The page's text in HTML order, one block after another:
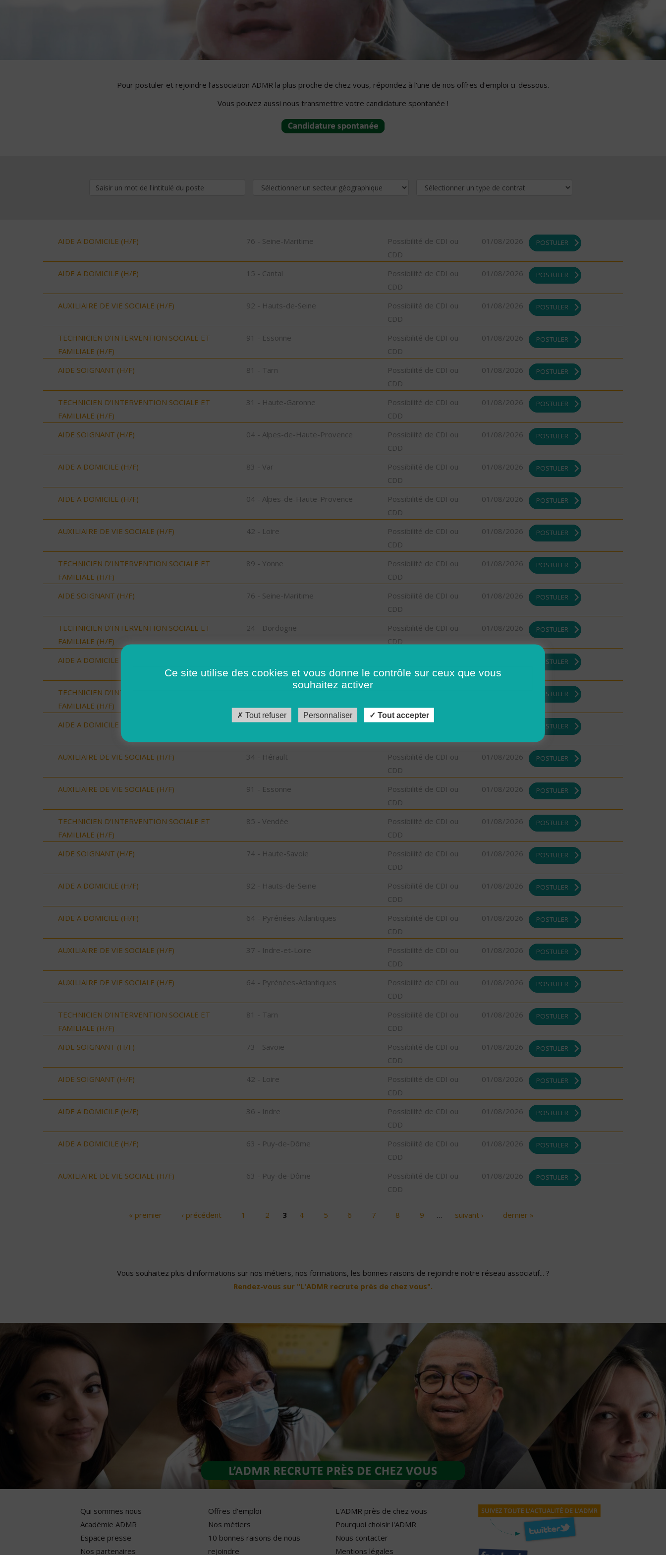
Pour postuler et rejoindre l'association ADMR la plus proche de chez vous, répondez à l'une de nos offres d'emploi ci-dessous.
Vous pouvez aussi nous transmettre votre candidature spontanée !
AIDE A DOMICILE (H/F) 76 - Seine-Maritime
Possibilité de CDI ou
CDD
01/08/2026 POSTULER
AIDE A DOMICILE (H/F) 15 - Cantal
Possibilité de CDI ou
CDD
01/08/2026 POSTULER
AUXILIAIRE DE VIE SOCIALE (H/F) 92 - Hauts-de-Seine
Possibilité de CDI ou
CDD
01/08/2026 POSTULER
TECHNICIEN D’INTERVENTION SOCIALE ET
FAMILIALE (H/F)
91 - Essonne
Possibilité de CDI ou
CDD
01/08/2026 POSTULER
AIDE SOIGNANT (H/F) 81 - Tarn
Possibilité de CDI ou
CDD
01/08/2026 POSTULER
TECHNICIEN D’INTERVENTION SOCIALE ET
FAMILIALE (H/F)
31 - Haute-Garonne
Possibilité de CDI ou
CDD
01/08/2026 POSTULER
AIDE SOIGNANT (H/F) 04 - Alpes-de-Haute-Provence
Possibilité de CDI ou
CDD
01/08/2026 POSTULER
AIDE A DOMICILE (H/F) 83 - Var
Possibilité de CDI ou
CDD
01/08/2026 POSTULER
AIDE A DOMICILE (H/F) 04 - Alpes-de-Haute-Provence
Possibilité de CDI ou
CDD
01/08/2026 POSTULER
AUXILIAIRE DE VIE SOCIALE (H/F) 42 - Loire
Possibilité de CDI ou
CDD
01/08/2026 POSTULER
TECHNICIEN D’INTERVENTION SOCIALE ET
FAMILIALE (H/F)
89 - Yonne
Possibilité de CDI ou
CDD
01/08/2026 POSTULER
AIDE SOIGNANT (H/F) 76 - Seine-Maritime
Possibilité de CDI ou
CDD
01/08/2026 POSTULER
TECHNICIEN D’INTERVENTION SOCIALE ET
FAMILIALE (H/F)
24 - Dordogne
Possibilité de CDI ou
CDD
01/08/2026 POSTULER
AIDE A DOMICILE (H/F)
CDD
POSTULER
TECHNICIEN D’INTERVENTION SOCIALE ET
FAMILIALE (H/F)
CDD
POSTULER
AIDE A DOMICILE (H/F) 06 - Alpes-Maritimes
Possibilité de CDI ou
POSTULER
AUXILIAIRE DE VIE SOCIALE (H/F) 34 - Hérault
Possibilité de CDI ou
CDD
01/08/2026 POSTULER
AUXILIAIRE DE VIE SOCIALE (H/F) 91 - Essonne
Possibilité de CDI ou
CDD
01/08/2026 POSTULER
TECHNICIEN D’INTERVENTION SOCIALE ET
FAMILIALE (H/F)
85 - Vendée
Possibilité de CDI ou
CDD
01/08/2026 POSTULER
AIDE SOIGNANT (H/F) 74 - Haute-Savoie
Possibilité de CDI ou
CDD
01/08/2026 POSTULER
AIDE A DOMICILE (H/F) 92 - Hauts-de-Seine
Possibilité de CDI ou
CDD
01/08/2026 POSTULER
AIDE A DOMICILE (H/F) 64 - Pyrénées-Atlantiques
Possibilité de CDI ou
CDD
01/08/2026 POSTULER
AUXILIAIRE DE VIE SOCIALE (H/F) 37 - Indre-et-Loire
Possibilité de CDI ou
CDD
01/08/2026 POSTULER
AUXILIAIRE DE VIE SOCIALE (H/F) 64 - Pyrénées-Atlantiques
Possibilité de CDI ou
CDD
01/08/2026 POSTULER
TECHNICIEN D’INTERVENTION SOCIALE ET
FAMILIALE (H/F)
81 - Tarn
Possibilité de CDI ou
CDD
01/08/2026 POSTULER
AIDE SOIGNANT (H/F) 73 - Savoie
Possibilité de CDI ou
CDD
01/08/2026 POSTULER
AIDE SOIGNANT (H/F) 42 - Loire
Possibilité de CDI ou
CDD
01/08/2026 POSTULER
AIDE A DOMICILE (H/F) 36 - Indre
Possibilité de CDI ou
CDD
01/08/2026 POSTULER
AIDE A DOMICILE (H/F) 63 - Puy-de-Dôme
Possibilité de CDI ou
CDD
01/08/2026 POSTULER
AUXILIAIRE DE VIE SOCIALE (H/F) 63 - Puy-de-Dôme
Possibilité de CDI ou
CDD
01/08/2026 POSTULER
« premier ‹ précédent 1 2 3 4 5 6 7 8 9 … suivant › dernier »
Vous souhaitez plus d'informations sur nos métiers, nos formations, les bonnes raisons de rejoindre notre réseau associatif... ?
Rendez-vous sur "L'ADMR recrute près de chez vous".
Qui sommes nous
Académie ADMR
Espace presse
Nos partenaires
Offres d'emploi
Nos métiers
10 bonnes raisons de nous
rejoindre
L'ADMR près de chez vous
Pourquoi choisir l'ADMR
Nous contacter
Mentions légales
Ce site utilise des cookies et vous donne le contrôle sur ceux que vous
souhaitez activer
Tout refuser Personnaliser Tout accepter